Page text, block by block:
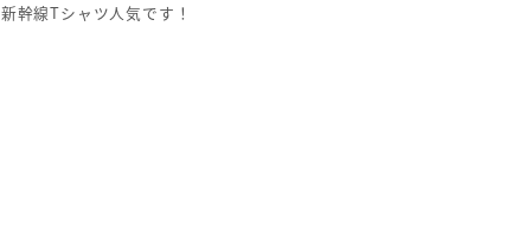
新幹線Tシャツ人気です！